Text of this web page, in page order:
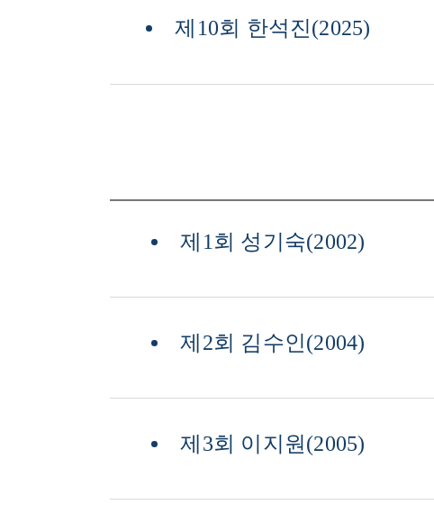
제10회 한석진(2025)
제1회 성기숙(2002)
제2회 김수인(2004)
제3회 이지원(2005)